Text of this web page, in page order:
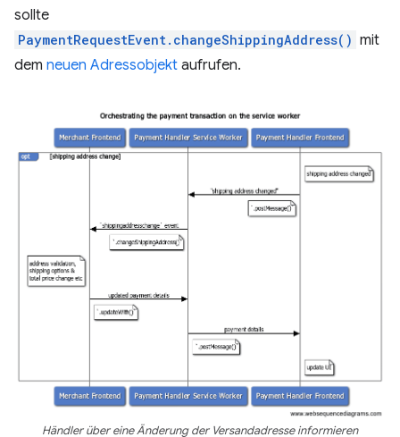
sollte
PaymentRequestEvent.changeShippingAddress() mit
dem neuen Adressobjekt aufrufen.
Händler über eine Änderung der Versandadresse informieren